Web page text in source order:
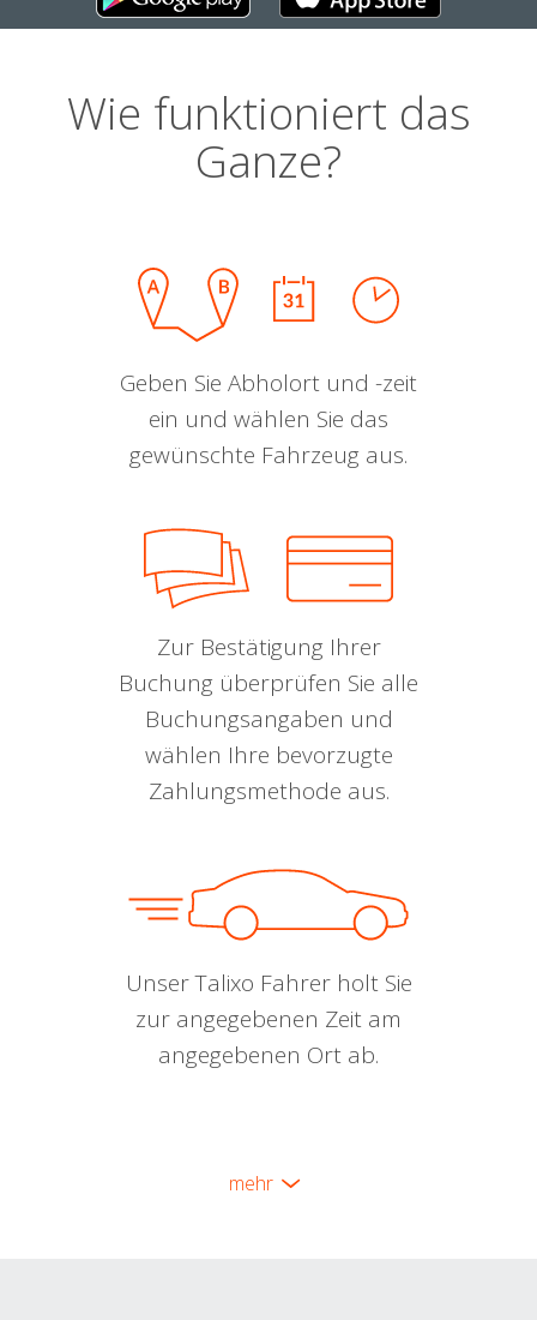
Wie funktioniert das
Ganze?
Geben Sie Abholort und -zeit
ein und wählen Sie das
gewünschte Fahrzeug aus.
Zur Bestätigung Ihrer
Buchung überprüfen Sie alle
Buchungsangaben und
wählen Ihre bevorzugte
Zahlungsmethode aus.
Unser Talixo Fahrer holt Sie
zur angegebenen Zeit am
angegebenen Ort ab.
mehr